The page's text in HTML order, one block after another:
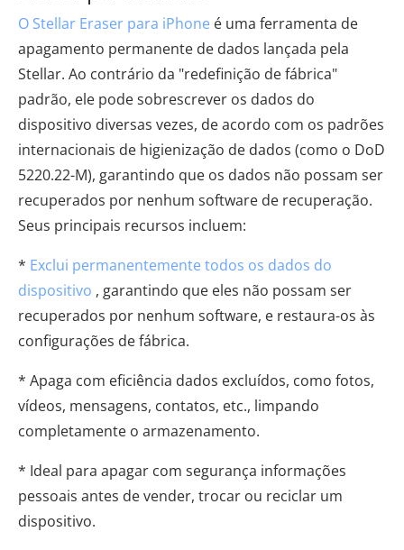
O Stellar Eraser para iPhone é uma ferramenta de
apagamento permanente de dados lançada pela
Stellar. Ao contrário da "redefinição de fábrica" ​​
padrão, ele pode sobrescrever os dados do
dispositivo diversas vezes, de acordo com os padrões
internacionais de higienização de dados (como o DoD
5220.22-M), garantindo que os dados não possam ser
recuperados por nenhum software de recuperação.
Seus principais recursos incluem:
* Exclui permanentemente todos os dados do
dispositivo , garantindo que eles não possam ser
recuperados por nenhum software, e restaura-os às
configurações de fábrica.
* Apaga com eficiência dados excluídos, como fotos,
vídeos, mensagens, contatos, etc., limpando
completamente o armazenamento.
* Ideal para apagar com segurança informações
pessoais antes de vender, trocar ou reciclar um
dispositivo.